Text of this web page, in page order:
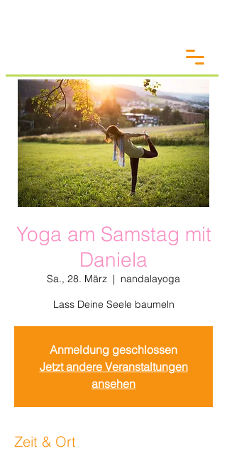
Yoga am Samstag mit
Daniela
Sa., 28. März
  |
nandalayoga
Lass Deine Seele baumeln
Anmeldung geschlossen
Jetzt andere Veranstaltungen
ansehen
Zeit & Ort